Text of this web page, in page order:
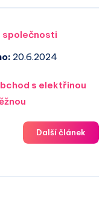
společnosti
20.6.2024
s elektřinou
Další článek